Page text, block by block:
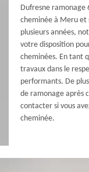
Dufresne ramonage
cheminée à Meru et
plusieurs années,
votre disposition
cheminées. En tant
travaux dans le
performants. De
de ramonage après
contacter si vous
cheminée.